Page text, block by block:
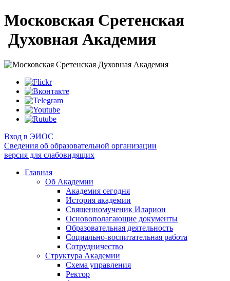
Московская Сретенская
Духовная Академия
Вход в ЭИОС
Сведения об образовательной организации
версия для слабовидящих
Главная
Об Академии
Академия сегодня
История академии
Священномученик Иларион
Основополагающие документы
Образовательная деятельность
Социально-воспитательная работа
Сотрудничество
Структура Академии
Схема управления
Ректор